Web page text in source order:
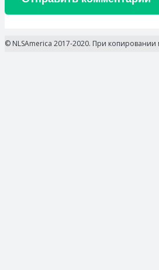
© NLSAmerica 2017-2020. При